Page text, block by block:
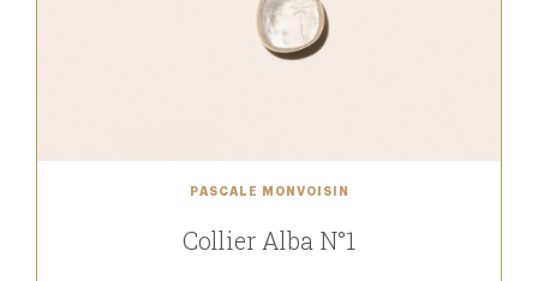
PASCALE MONVOISIN
Collier Alba N°1